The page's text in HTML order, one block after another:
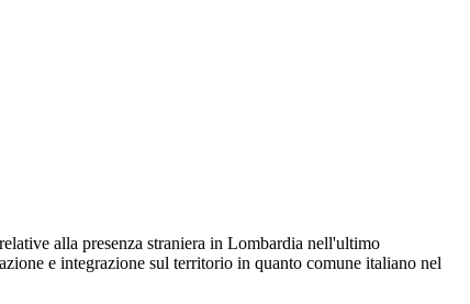
alla presenza straniera in Lombardia nell'ultimo
e integrazione sul territorio in quanto comune italiano nel